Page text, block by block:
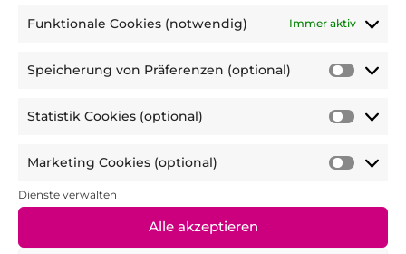
Funktionale Cookies (notwendig) Immer aktiv
Speicherung von Präferenzen (optional)
Statistik Cookies (optional)
Marketing Cookies (optional)
Dienste verwalten
Alle akzeptieren
1 Stern = gar nicht kompetent bis 5 Sterne =
*
1 Stern = gar nicht gut bis 5 Sterne = sehr gut
4. Würdest du erneut an einem Training